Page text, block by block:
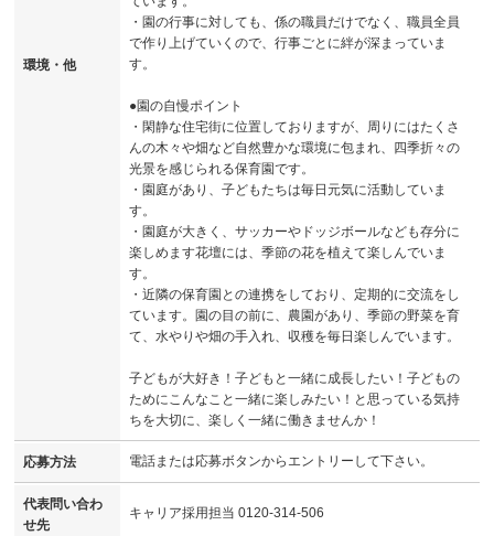
環境・他
・園の行事に対しても、係の職員だけでなく、職員全員
で作り上げていくので、行事ごとに絆が深まっていま
す。
●園の自慢ポイント
・閑静な住宅街に位置しておりますが、周りにはたくさ
んの木々や畑など自然豊かな環境に包まれ、四季折々の
光景を感じられる保育園です。
・園庭があり、子どもたちは毎日元気に活動していま
す。
・園庭が大きく、サッカーやドッジボールなども存分に
楽しめます花壇には、季節の花を植えて楽しんでいま
す。
・近隣の保育園との連携をしており、定期的に交流をし
ています。園の目の前に、農園があり、季節の野菜を育
て、水やりや畑の手入れ、収穫を毎日楽しんでいます。
子どもが大好き！子どもと一緒に成長したい！子どもの
ためにこんなこと一緒に楽しみたい！と思っている気持
ちを大切に、楽しく一緒に働きませんか！
応募方法 電話または応募ボタンからエントリーして下さい。
代表問い合わ
せ先
キャリア採用担当 0120-314-506